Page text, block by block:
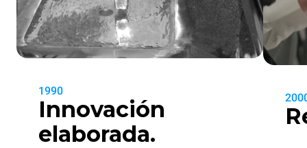
1990
Innovación
elaborada.